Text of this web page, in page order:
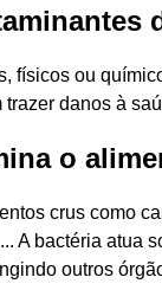
físicos ou
danos à
o
crus como
A bactéria atua
outros